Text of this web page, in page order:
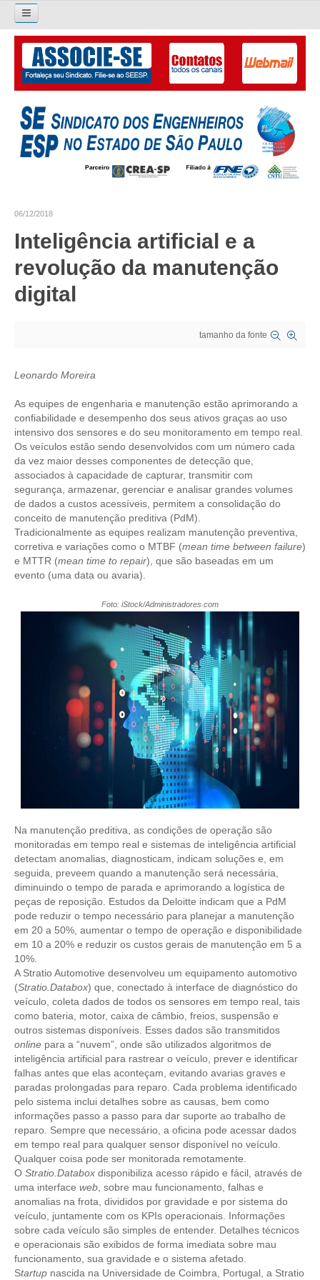
Pesquisar...
O SINDICATO
APRESENTAÇÃO
PALAVRA DO PRESIDENTE
SUBSEDES SINDICAIS
GALERIA EX-PRESIDENTES
CONSELHO TECNOLÓGICO
HISTÓRICO E ATUAÇÃO
COMPOSIÇÃO
CONSELHOS ASSESSORES
PERSONALIDADES DA TECNOLOGIA
NÚCLEO DA MULHER ENGENHEIRA
TRANSPARÊNCIA
JURÍDICO
ACORDOS, CONVENÇÕES E DISSÍDIOS
CONTRIBUIÇÕES
CONTRIBUIÇÃO ASSISTENCIAL
CONTRIBUIÇÃO ASSOCIATIVA OU ANUIDADE DE SÓCIO
CONTRIBUIÇÃO SINDICAL URBANA
REVISÃO DE APOSENTADORIA
FGTS EXPURGOS
FGTS CORREÇÃO
LEGISLAÇÃO
LEI 4.950-A/1966 – PISO SALARIAL
LEI 5.194/1966 – REGULAMENTAÇÃO DA PROFISSÃO
LEI 6.496/1977 – ART
RES 1.002/2002 – CÓDIGO DE ÉTICA
HOMOLOGAÇÕES
PISO SALARIAL
FIQUE POR DENTRO
OPORTUNIDADES
APRESENTAÇÃO
EMPREGO E ESTÁGIO
CARREIRA
AUTÔNOMOS E SERVIÇOS
NEWSLETTER
06/12/2018
Inteligência artificial e a
revolução da manutenção
digital
tamanho da fonte
Leonardo Moreira
As equipes de engenharia e manutenção estão aprimorando a
confiabilidade e desempenho dos seus ativos graças ao uso
intensivo dos sensores e do seu monitoramento em tempo real.
Os veículos estão sendo desenvolvidos com um número cada
da vez maior desses componentes de detecção que,
associados à capacidade de capturar, transmitir com
segurança, armazenar, gerenciar e analisar grandes volumes
de dados a custos acessíveis, permitem a consolidação do
conceito de manutenção preditiva (PdM).
Tradicionalmente as equipes realizam manutenção preventiva,
corretiva e variações como o MTBF (mean time between failure)
e MTTR (mean time to repair), que são baseadas em um
evento (uma data ou avaria).
Foto: iStock/Administradores.com
Na manutenção preditiva, as condições de operação são
monitoradas em tempo real e sistemas de inteligência artificial
detectam anomalias, diagnosticam, indicam soluções e, em
seguida, preveem quando a manutenção será necessária,
diminuindo o tempo de parada e aprimorando a logística de
peças de reposição. Estudos da Deloitte indicam que a PdM
pode reduzir o tempo necessário para planejar a manutenção
em 20 a 50%, aumentar o tempo de operação e disponibilidade
em 10 a 20% e reduzir os custos gerais de manutenção em 5 a
10%.
A Stratio Automotive desenvolveu um equipamento automotivo
(Stratio.Databox) que, conectado à interface de diagnóstico do
veículo, coleta dados de todos os sensores em tempo real, tais
como bateria, motor, caixa de câmbio, freios, suspensão e
outros sistemas disponíveis. Esses dados são transmitidos
online para a “nuvem”, onde são utilizados algoritmos de
inteligência artificial para rastrear o veículo, prever e identificar
falhas antes que elas aconteçam, evitando avarias graves e
paradas prolongadas para reparo. Cada problema identificado
pelo sistema inclui detalhes sobre as causas, bem como
informações passo a passo para dar suporte ao trabalho de
reparo. Sempre que necessário, a oficina pode acessar dados
em tempo real para qualquer sensor disponível no veículo.
Qualquer coisa pode ser monitorada remotamente.
O Stratio.Databox disponibiliza acesso rápido e fácil, através de
uma interface web, sobre mau funcionamento, falhas e
anomalias na frota, divididos por gravidade e por sistema do
veículo, juntamente com os KPIs operacionais. Informações
sobre cada veículo são simples de entender. Detalhes técnicos
e operacionais são exibidos de forma imediata sobre mau
funcionamento, sua gravidade e o sistema afetado.
Startup nascida na Universidade de Coimbra, Portugal, a Stratio